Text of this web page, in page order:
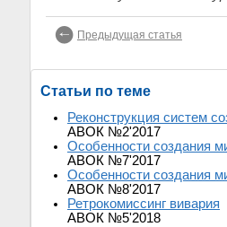
Предыдущая статья
Статьи по теме
Реконструкция систем
АВОК №2'2017
Особенности создания
АВОК №7'2017
Особенности создания
АВОК №8'2017
Ретрокомиссинг вивария
АВОК №5'2018